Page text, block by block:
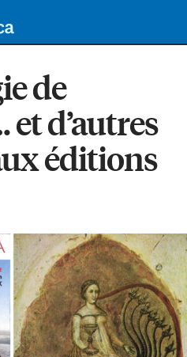
de
et d’autres
éditions